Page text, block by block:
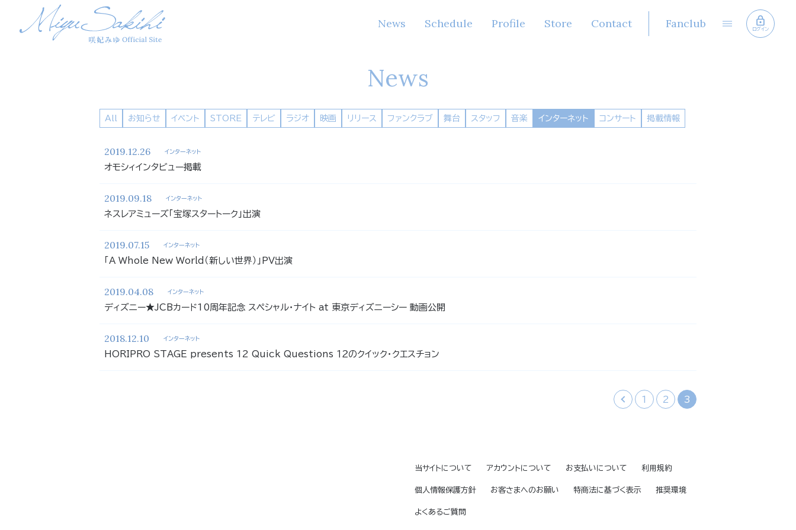
News Schedule Profile Store Contact Fanclub ログイン
News
All お知らせ イベント STORE テレビ ラジオ 映画 リリース ファンクラブ 舞台 スタッフ 音楽 インターネット コンサート 掲載情報
2019.12.26 インターネット
オモシィインタビュー掲載
2019.09.18 インターネット
ネスレアミューズ「宝塚スタートーク」出演
2019.07.15 インターネット
「A Whole New World（新しい世界）」PV出演
2019.04.08 インターネット
ディズニー★JCBカード10周年記念 スペシャル・ナイト at 東京ディズニーシー 動画公開
2018.12.10 インターネット
HORIPRO STAGE presents 12 Quick Questions １２のクイック・クエスチョン
‹ 1 2 3
当サイトについて アカウントについて お支払いについて 利用規約
個人情報保護方針 お客さまへのお願い 特商法に基づく表示 推奨環境
よくあるご質問